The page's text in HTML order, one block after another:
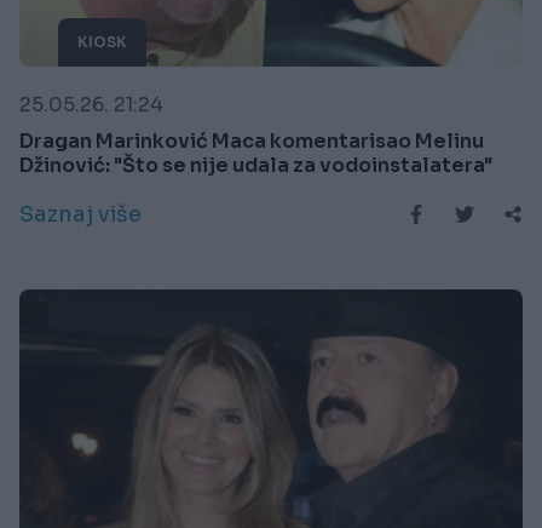
KIOSK
25.05.26. 21:24
Dragan Marinković Maca komentarisao Melinu
Džinović: "Što se nije udala za vodoinstalatera"
Saznaj više